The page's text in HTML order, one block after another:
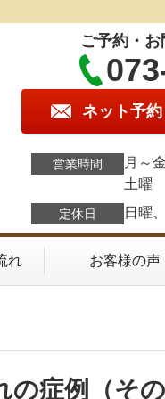
ご予約・
ネット予約
営業時間
月～
土曜
定休日 日曜
れ お客様の声
の症例（そ